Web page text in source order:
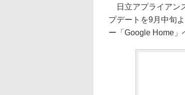
日立アプライアン
プデートを9月中旬
ー「Google Home」